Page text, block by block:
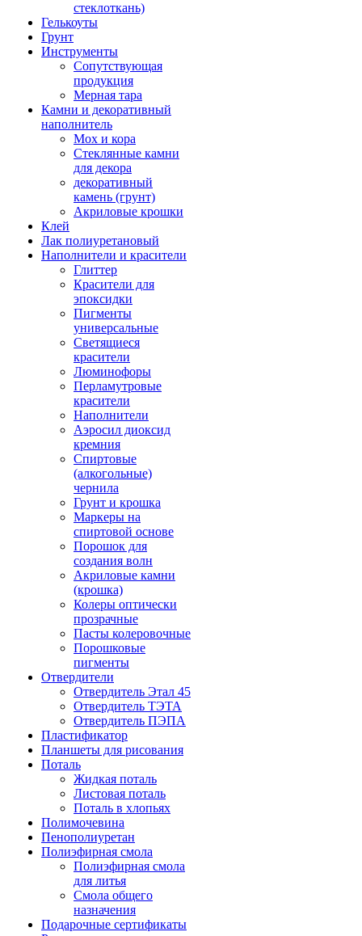
стеклоткань)
Гелькоуты
Грунт
Инструменты
Сопутствующая
продукция
Мерная тара
Камни и декоративный
наполнитель
Мох и кора
Стеклянные камни
для декора
декоративный
камень (грунт)
Акриловые крошки
Клей
Лак полиуретановый
Наполнители и красители
Глиттер
Красители для
эпоксидки
Пигменты
универсальные
Светящиеся
красители
Люминофоры
Перламутровые
красители
Наполнители
Аэросил диоксид
кремния
Спиртовые
(алкогольные)
чернила
Грунт и крошка
Маркеры на
спиртовой основе
Порошок для
создания волн
Акриловые камни
(крошка)
Колеры оптически
прозрачные
Пасты колеровочные
Порошковые
пигменты
Отвердители
Отвердитель Этал 45
Отвердитель ТЭТА
Отвердитель ПЭПА
Пластификатор
Планшеты для рисования
Поталь
Жидкая поталь
Листовая поталь
Поталь в хлопьях
Полимочевина
Пенополиуретан
Полиэфирная смола
Полиэфирная смола
для литья
Смола общего
назначения
Подарочные сертификаты